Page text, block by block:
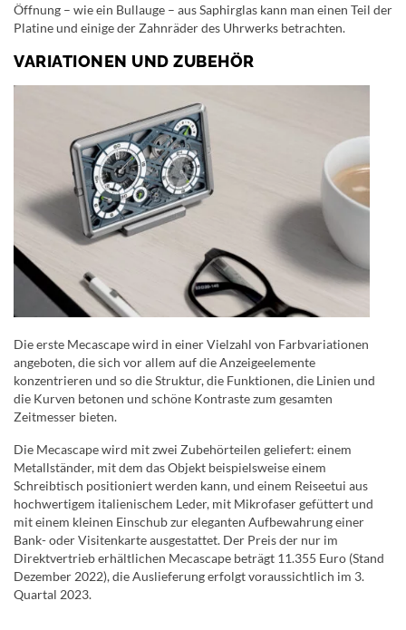
Öffnung – wie ein Bullauge – aus Saphirglas kann man einen Teil der
Platine und einige der Zahnräder des Uhrwerks betrachten.
VARIATIONEN UND ZUBEHÖR
Die erste Mecascape wird in einer Vielzahl von Farbvariationen
angeboten, die sich vor allem auf die Anzeigeelemente
konzentrieren und so die Struktur, die Funktionen, die Linien und
die Kurven betonen und schöne Kontraste zum gesamten
Zeitmesser bieten.
Die Mecascape wird mit zwei Zubehörteilen geliefert: einem
Metallständer, mit dem das Objekt beispielsweise einem
Schreibtisch positioniert werden kann, und einem Reiseetui aus
hochwertigem italienischem Leder, mit Mikrofaser gefüttert und
mit einem kleinen Einschub zur eleganten Aufbewahrung einer
Bank- oder Visitenkarte ausgestattet. Der Preis der nur im
Direktvertrieb erhältlichen Mecascape beträgt 11.355 Euro (Stand
Dezember 2022), die Auslieferung erfolgt voraussichtlich im 3.
Quartal 2023.